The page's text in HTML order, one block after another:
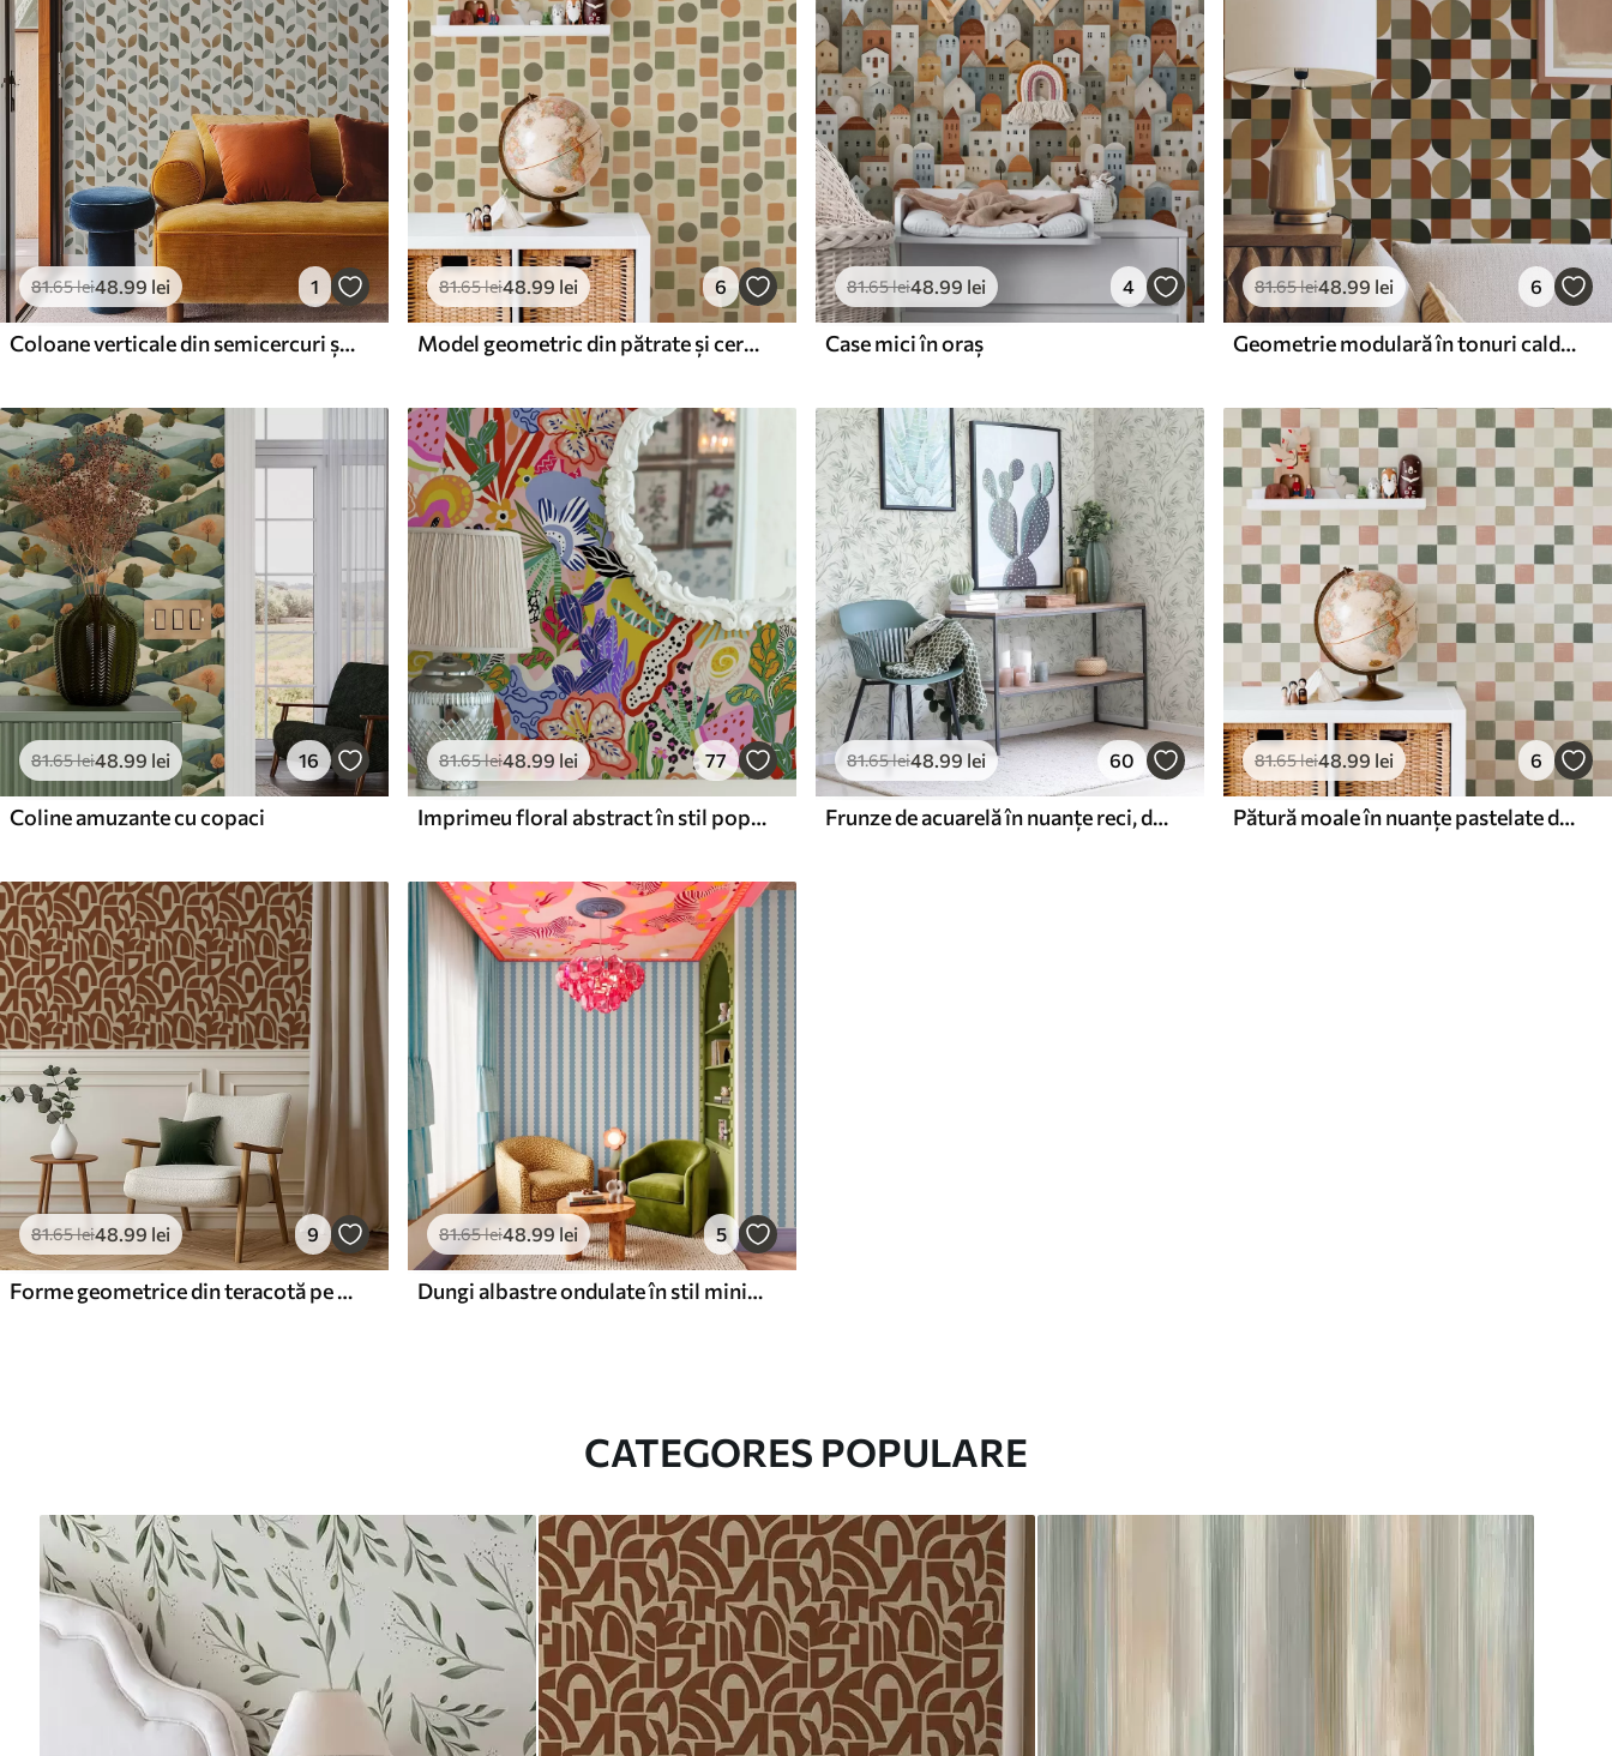
Standard
166.6599.99 lei/m²
Premium
220.02 132.01 lei/m²
Vinil Premium
250.00150 .00lei/m²
81.65lei48.99 lei 1
Coloane verticale din semicercuri și frunze, verde-teracotă
81.65lei48.99 lei 6
Model geometric din pătrate și cercuri în tonuri calde
81.65lei48.99 lei 4
Case mici în oraș
81.65lei48.99 lei 6
Geometrie modulară în tonuri calde, pământii
81.65lei48.99 lei 16
Coline amuzante cu copaci
81.65lei48.99 lei 77
Imprimeu floral abstract în stil pop art
81.65lei48.99 lei 60
Frunze de acuarelă în nuanțe reci, design minimalist
81.65lei48.99 lei 6
Pătură moale în nuanțe pastelate de verde, roz și bej
81.65lei48.99 lei 9
Forme geometrice din teracotă pe pânză de in
81.65lei48.99lei 5
Dungi albastre ondulate în stil minimalist
CATEGORES POPULARE